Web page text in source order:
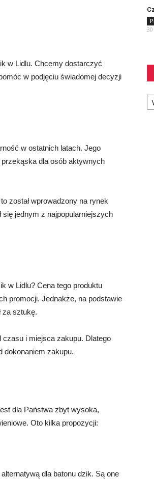
w Lidlu. Chcemy dostarczyć
w podjęciu świadomej decyzji
w ostatnich latach. Jego
dla osób aktywnych
został wprowadzony na rynek
się jednym z najpopularniejszych
w Lidlu? Cena tego produktu
promocji. Jednakże, na podstawie
za sztukę.
i miejsca zakupu. Dlatego
dokonaniem zakupu.
dla Państwa zbyt wysoka,
Oto kilka propozycji:
dla batonu dzik. Są one